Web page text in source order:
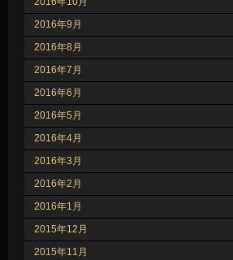
2016年9月
2016年8月
2016年7月
2016年6月
2016年5月
2016年4月
2016年3月
2016年2月
2016年1月
2015年12月
2015年11月